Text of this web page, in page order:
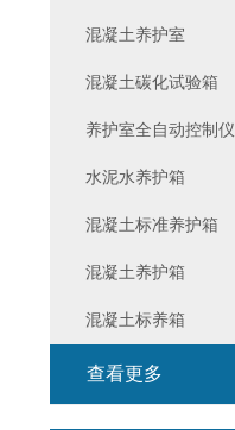
混凝土养护室
混凝土碳化试验箱
养护室全自动控制仪
水泥水养护箱
混凝土标准养护箱
混凝土养护箱
混凝土标养箱
查看更多